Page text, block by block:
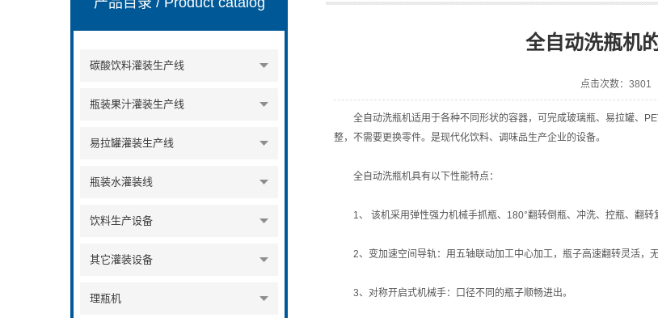
碳酸饮料灌装生产线
瓶装果汁灌装生产线
易拉罐灌装生产线
瓶装水灌装线
饮料生产设备
其它灌装设备
理瓶机
全自动洗瓶机
点击次数：
全自动洗瓶机适用于各种不同形状的容器，可完成玻璃瓶、易拉罐、
整，不需要更换零件。是现代化饮料、调味品生产企业的设备。
全自动洗瓶机具有以下性能特点：
1、 该机采用弹性强力机械手抓瓶、180°翻转倒瓶、冲洗、控瓶、翻转
2、变加速空间导轨：用五轴联动加工中心加工，瓶子高速翻转灵活，无
3、对称开启式机械手：口径不同的瓶子顺畅进出。